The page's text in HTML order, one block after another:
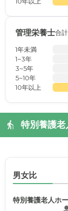
管理栄養士合計
1年未満
1~3年
3~5年
5~10年
10年以上
特別養護
男女比
特別養護老人ホ